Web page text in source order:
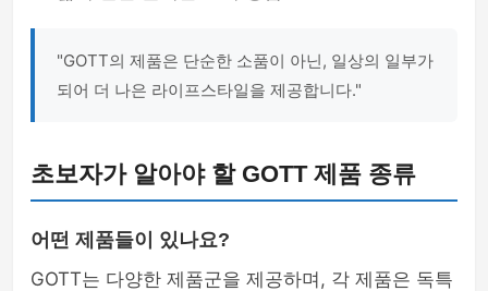
"GOTT의 제품은 단순한 소품이 아닌, 일상의 일부가
되어 더 나은 라이프스타일을 제공합니다."
초보자가 알아야 할 GOTT 제품 종류
어떤 제품들이 있나요?
GOTT는 다양한 제품군을 제공하며, 각 제품은 독특